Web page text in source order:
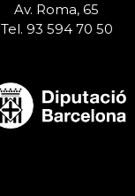
Av. Roma, 65
Tel. 93 594 70 50